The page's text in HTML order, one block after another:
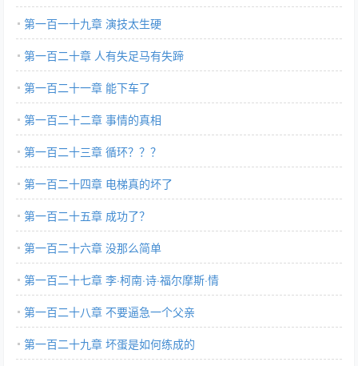
第一百一十九章 演技太生硬
第一百二十章 人有失足马有失蹄
第一百二十一章 能下车了
第一百二十二章 事情的真相
第一百二十三章 循环？？？
第一百二十四章 电梯真的坏了
第一百二十五章 成功了？
第一百二十六章 没那么简单
第一百二十七章 李·柯南·诗·福尔摩斯·情
第一百二十八章 不要逼急一个父亲
第一百二十九章 坏蛋是如何练成的